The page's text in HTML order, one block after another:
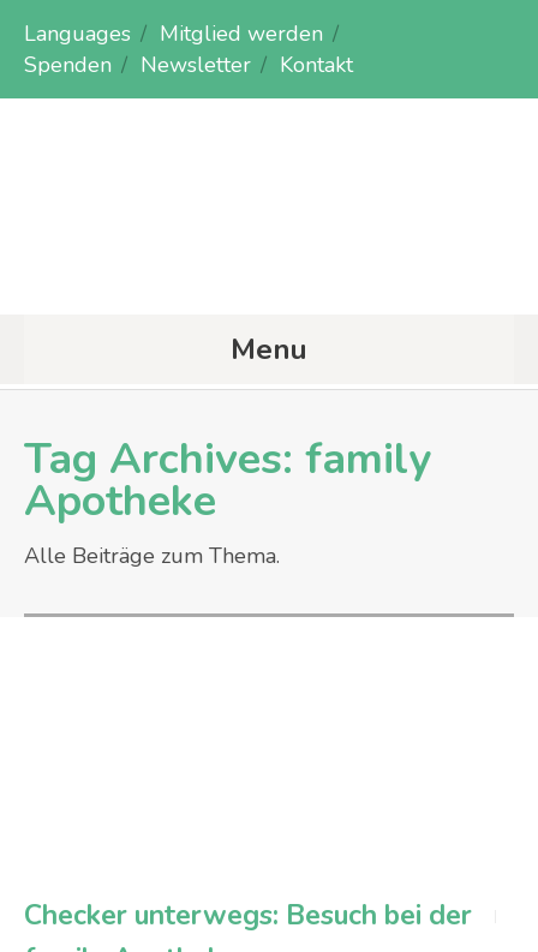
Languages
Mitglied werden
Spenden
Newsletter Kontakt
Menu
Tag Archives: family
Apotheke
Alle Beiträge zum Thema.
Checker unterwegs: Besuch bei der